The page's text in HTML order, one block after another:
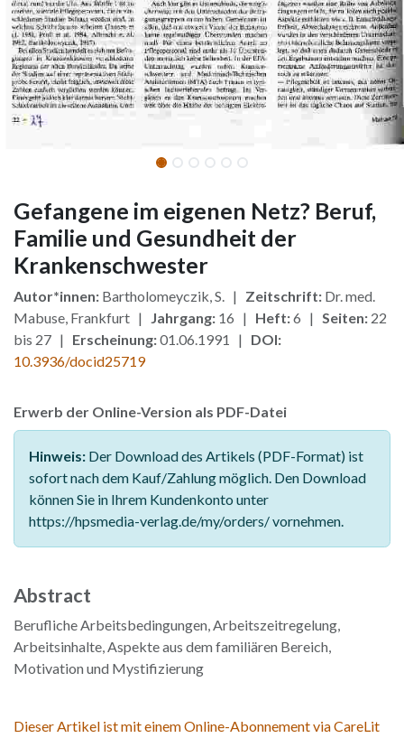
Gefangene im eigenen Netz? Beruf,
Familie und Gesundheit der
Krankenschwester
Autor*innen: Bartholomeyczik, S. | Zeitschrift: Dr. med.
Mabuse, Frankfurt | Jahrgang: 16 | Heft:6 | Seiten: 22
bis 27 | Erscheinung:01.06.1991 | DOI:
10.3936/docid25719
Erwerb der Online-Version als PDF-Datei
Hinweis: Der Download des Artikels (PDF-Format) ist
sofort nach dem Kauf/Zahlung möglich. Den Download
können Sie in Ihrem Kundenkonto unter
https://hpsmedia-verlag.de/my/orders/ vornehmen.
Abstract
Berufliche Arbeitsbedingungen, Arbeitszeitregelung,
Arbeitsinhalte, Aspekte aus dem familiären Bereich,
Motivation und Mystifizierung
Dieser Artikel ist mit einem Online-Abonnement via CareLit